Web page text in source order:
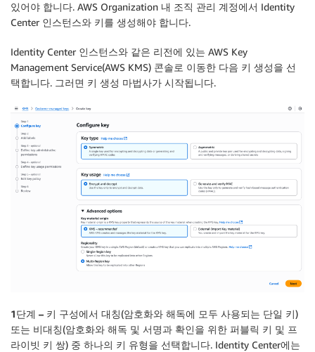
있어야 합니다. AWS Organization 내 조직 관리 계정에서 Identity
Center 인스턴스와 키를 생성해야 합니다.
Identity Center 인스턴스와 같은 리전에 있는 AWS Key
Management Service(AWS KMS) 콘솔로 이동한 다음 키 생성을 선
택합니다. 그러면 키 생성 마법사가 시작됩니다.
1단계 – 키 구성에서 대칭(암호화와 해독에 모두 사용되는 단일 키)
또는 비대칭(암호화와 해독 및 서명과 확인을 위한 퍼블릭 키 및 프
라이빗 키 쌍) 중 하나의 키 유형을 선택합니다. Identity Center에는